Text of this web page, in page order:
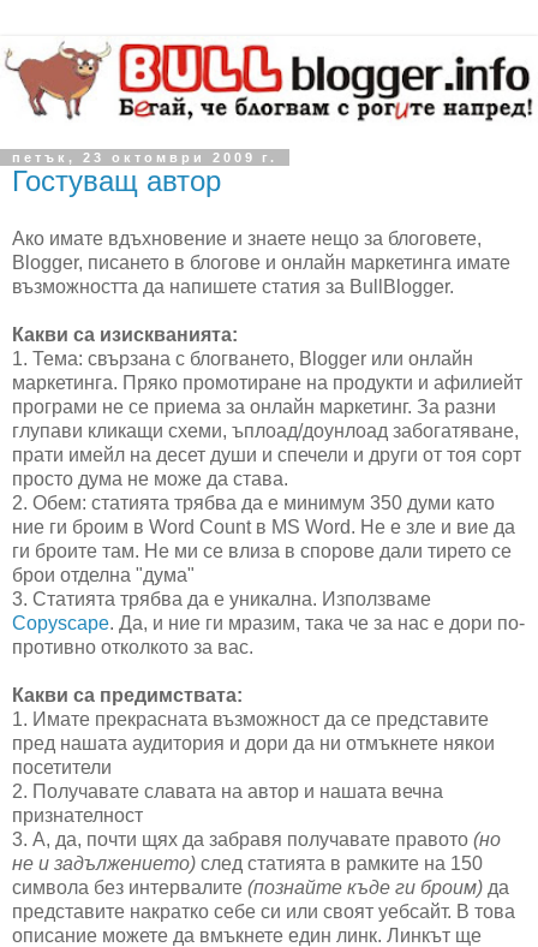
петък, 23 октомври 2009 г.
Гостуващ автор
Ако имате вдъхновение и знаете нещо за блоговете,
Blogger, писането в блогове и онлайн маркетинга имате
възможността да напишете статия за BullBlogger.
Какви са изискванията:
1. Тема: свързана с блогването, Blogger или онлайн
маркетинга. Пряко промотиране на продукти и афилиейт
програми не се приема за онлайн маркетинг. За разни
глупави кликащи схеми, ъплоад/доунлоад забогатяване,
прати имейл на десет души и спечели и други от тоя сорт
просто дума не може да става.
2. Обем: статията трябва да е минимум 350 думи като
ние ги броим в Word Count в MS Word. Не е зле и вие да
ги броите там. Не ми се влиза в спорове дали тирето се
брои отделна "дума"
3. Статията трябва да е уникална. Използваме
Copyscape. Да, и ние ги мразим, така че за нас е дори по-
противно отколкото за вас.
Какви са предимствата:
1. Имате прекрасната възможност да се представите
пред нашата аудитория и дори да ни отмъкнете някои
посетители
2. Получавате славата на автор и нашата вечна
признателност
3. А, да, почти щях да забравя получавате правото (но
не и задължението) след статията в рамките на 150
символа без интервалите (познайте къде ги броим) да
представите накратко себе си или своят уебсайт. В това
описание можете да вмъкнете един линк. Линкът ще